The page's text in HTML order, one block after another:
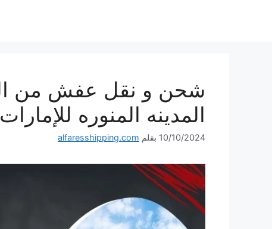
المدينه المنوره للإمارات
10/10/2024 بقلم alfaresshipping.com